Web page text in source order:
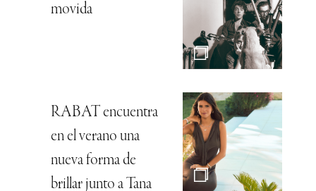
movida
RABAT encuentra
en el verano una
nueva forma de
brillar junto a Tana